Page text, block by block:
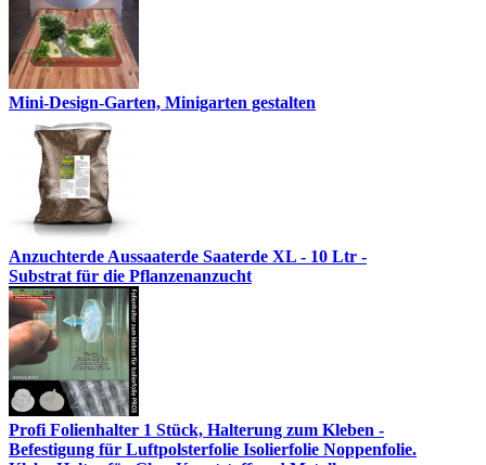
Mini-Design-Garten, Minigarten gestalten
Anzuchterde Aussaaterde Saaterde XL - 10 Ltr -
Substrat für die Pflanzenanzucht
Profi Folienhalter 1 Stück, Halterung zum Kleben -
Befestigung für Luftpolsterfolie Isolierfolie Noppenfolie.